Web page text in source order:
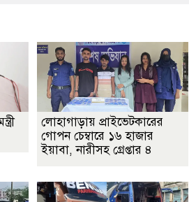
লোহাগাড়ায় প্রাইভেটকারের
গোপন চেম্বারে ১৬ হাজার
ইয়াবা, নারীসহ গ্রেপ্তার ৪